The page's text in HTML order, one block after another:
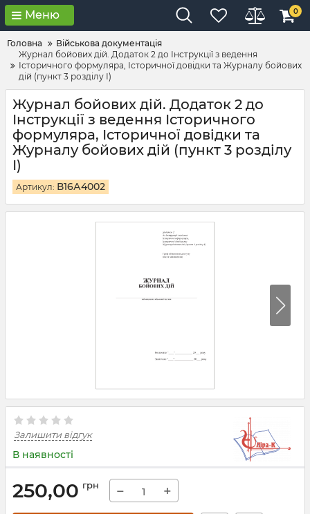
Меню 0
Головна
Військова документація
Журнал бойових дій. Додаток 2 до Інструкції з ведення
Історичного формуляра, Історичної довідки та Журналу бойових
дій (пункт 3 розділу І)
Журнал бойових дій. Додаток 2 до
Інструкції з ведення Історичного
формуляра, Історичної довідки та
Журналу бойових дій (пункт 3 розділу
І)
Артикул: В16А4002
Залишити відгук
В наявності
250,00 грн − +